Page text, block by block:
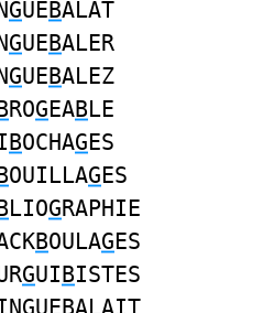
GUEBALAT
GUEBALER
GUEBALEZ
ROGEABLE
BOCHAGES
OUILLAGES
LIOGRAPHIE
BOULAGES
GUIBISTES
GUEBALAIT